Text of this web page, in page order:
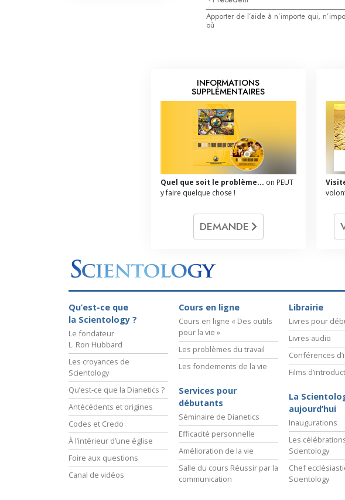
Apporter de l’aide à n’importe qui,
où
INFORMATIONS
SUPPLÉMENTAIRES
Quel que soit le problème... on PEUT
y faire quelque chose !
DEMANDE
Qu’est-ce que
la Scientology ?
Le fondateur
L. Ron Hubbard
Les croyances de
Scientology
Qu’est-ce que la Dianetics ?
Antécédents et origines
Codes et Credo
À l’intérieur d’une église
Foire aux questions
Canal de vidéos
Cours en ligne
Cours en ligne « Des outils
pour la vie »
Les problèmes du travail
Les fondements de la vie
Services pour
débutants
Séminaire de Dianetics
Efficacité personnelle
Amélioration de la vie
Salle du cours Réussir par la
communication
Librairie
Livres pour
Livres audio
Conférences
Films
La
aujourd’hui
Inaugurations
Les
Scientology
Chef
Scientology